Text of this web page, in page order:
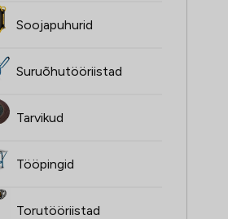
Soojapuhurid
Suruõhutööriistad
Tarvikud
Tööpingid
Torutööriistad